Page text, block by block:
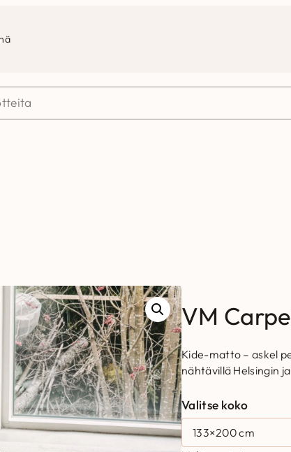
VM
Kide-matto – askel
nähtävillä Helsingin
Valitse koko